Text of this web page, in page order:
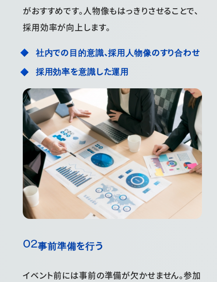
がおすすめです。人物像もはっきりさせることで、
採用効率が向上します。
社内での目的意識、採用人物像のすり合わせ
採用効率を意識した運用
事前準備を行う
イベント前には事前の準備が欠かせません。参加